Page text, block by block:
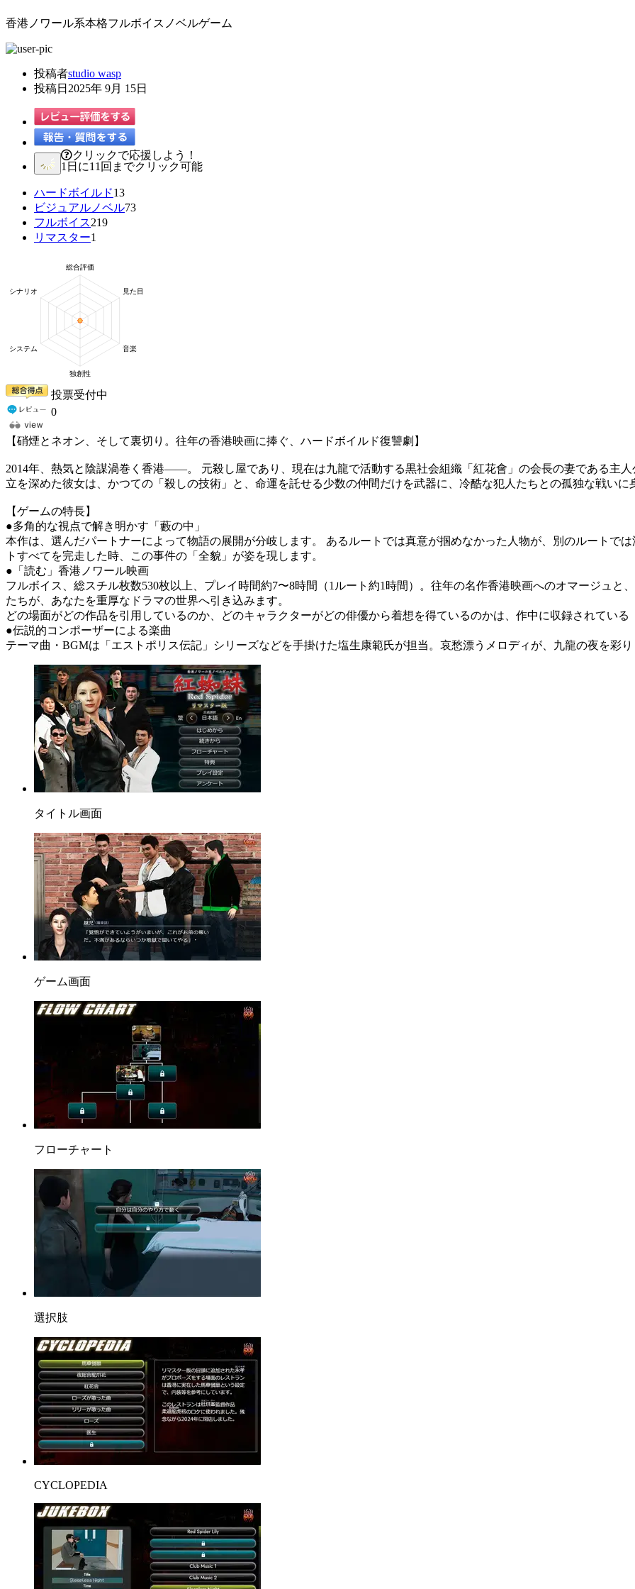
香港ノワール系本格フルボイスノベルゲーム
投稿者studio wasp
投稿日 2025年 9月 15日
クリックで応援しよう！
1日に11回までクリック可能
ハードボイルド13
ビジュアルノベル73
フルボイス219
リマスター1
投票受付中
0
【硝煙とネオン、そして裏切り。往年の香港映画に捧ぐ、ハードボイルド復讐劇】
2014年、熱気と陰謀渦巻く香港――。 元殺し屋であり、現在は九龍で活動する黒社会組織「紅花會」の会長の妻である主
立を深めた彼女は、かつての「殺しの技術」と、命運を託せる少数の仲間だけを武器に、冷酷な犯人たちとの孤独な戦いに
【ゲームの特長】
●多角的な視点で解き明かす「藪の中」
本作は、選んだパートナーによって物語の展開が分岐します。 あるルートでは真意が掴めなかった人物が、別のルートで
トすべてを完走した時、この事件の「全貌」が姿を現します。
●「読む」香港ノワール映画
フルボイス、総スチル枚数530枚以上、プレイ時間約7〜8時間（1ルート約1時間）。往年の名作香港映画へのオマージュと
たちが、あなたを重厚なドラマの世界へ引き込みます。
どの場面がどの作品を引用しているのか、どのキャラクターがどの俳優から着想を得ているのかは、作中に収録されている
●伝説的コンポーザーによる楽曲
テーマ曲・BGMは「エストポリス伝記」シリーズなどを手掛けた塩生康範氏が担当。哀愁漂うメロディが、九龍の夜を彩
タイトル画面
ゲーム画面
フローチャート
選択肢
CYCLOPEDIA